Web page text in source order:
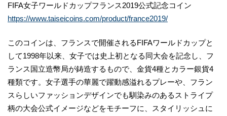
FIFA女子ワールドカップフランス2019公式記念コイン
https://www.taiseicoins.com/product/france2019/
このコインは、フランスで開催されるFIFAワールドカップと
して1998年以来、女子では史上初となる同大会を記念し、フ
ランス国立造幣局が鋳造するもので、金貨4種とカラー銀貨4
種類です。女子選手の華麗で躍動感溢れるプレーや、フラン
スらしいファッションデザインでも馴染みのあるストライプ
柄の大会公式イメージなどをモチーフに、スタイリッシュに